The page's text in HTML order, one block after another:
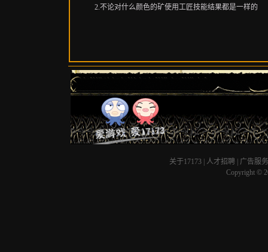
2.不论对什么颜色的矿使用工匠技能结果都是一样的
关于17173 人才招聘
广告服务
Copyright ©